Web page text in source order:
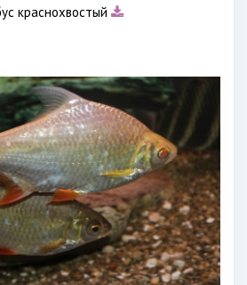
краснохвостый